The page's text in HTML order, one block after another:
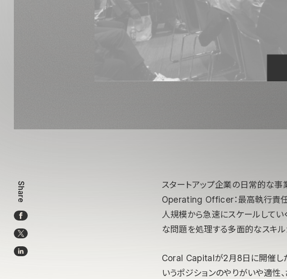
Share
スタートアップ企業の日常的な
Operating Officer：最高執行責任
人規模から急速にスケールしてい
な問題を処理する多面的なスキル
Coral Capitalが2月8日に開催した
いうポジションのやりがいや適性